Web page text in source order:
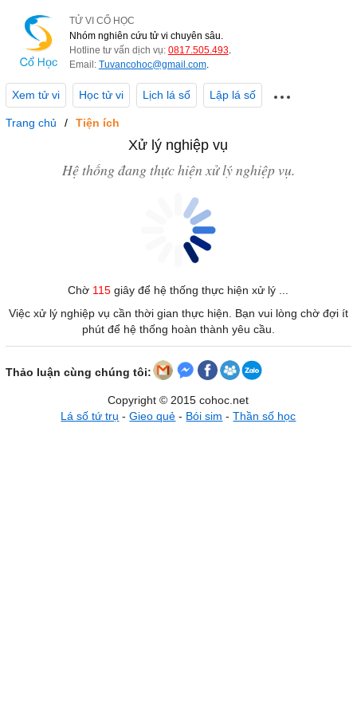
TỬ VI CỔ HỌC
Nhóm nghiên cứu tử vi chuyên sâu.
Hotline tư vấn dịch vụ: 0817.505.493.
Email: Tuvancohoc@gmail.com.
Xem tử vi Học tử vi Lịch lá số Lập lá số
Trang chủ Tiện ích
Xử lý nghiệp vụ
Hệ thống đang thực hiện xử lý nghiệp vụ.
Chờ 115 giây để hệ thống thực hiện xử lý ...
Việc xử lý nghiệp vụ cần thời gian thực hiện. Bạn vui lòng chờ đợi ít
phút để hệ thống hoàn thành yêu cầu.
Thảo luận cùng chúng tôi:
Copyright © 2015 cohoc.net
Lá số tứ trụ -Gieo quẻ - Bói sim -Thần số học